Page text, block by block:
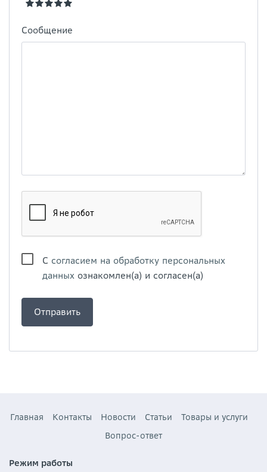
Сообщение
С согласием на обработку персональных
данных ознакомлен(а) и согласен(а)
Главная Контакты Новости Статьи
Товары и услуги
Вопрос-ответ
Режим работы